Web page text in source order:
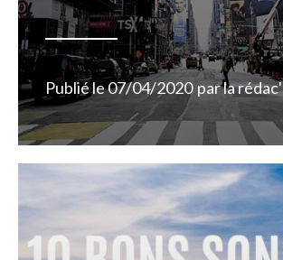
Publié le07/04/2020 parla rédac'